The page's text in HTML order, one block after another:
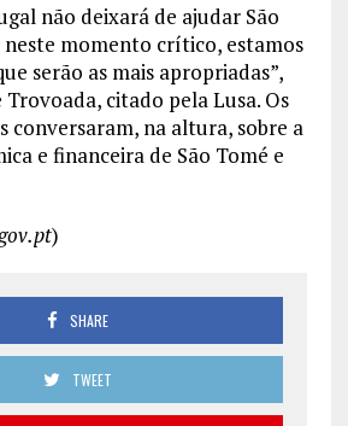
não deixará de ajudar São
neste momento crítico, estamos
serão as mais apropriadas”,
citado pela Lusa. Os
conversaram, na altura, sobre a
e financeira de São Tomé e
)
SHARE
TWEET